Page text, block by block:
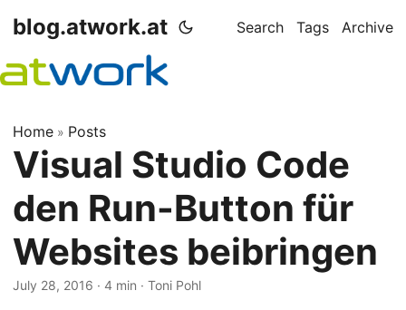
blog.atwork.at Search Tags Archive
Home » Posts
Visual Studio Code
den Run-Button für
Websites beibringen
July 28, 2016 · 4 min · Toni Pohl